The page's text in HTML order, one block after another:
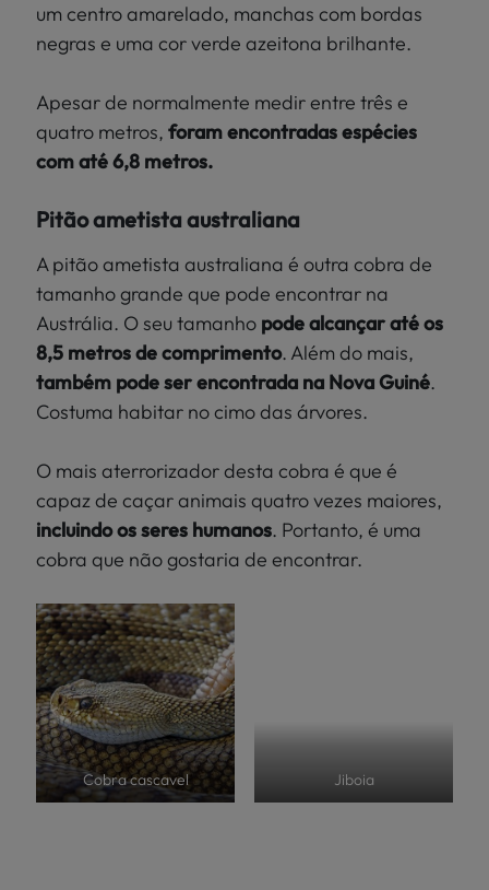
um centro amarelado, manchas com bordas
negras e uma cor verde azeitona brilhante.
Apesar de normalmente medir entre três e
quatro metros, foram encontradas espécies
com até 6,8 metros.
Pitão ametista australiana
A pitão ametista australiana é outra cobra de
tamanho grande que pode encontrar na
Austrália. O seu tamanho pode alcançar até os
8,5 metros de comprimento. Além do mais,
também pode ser encontrada na Nova Guiné.
Costuma habitar no cimo das árvores.
O mais aterrorizador desta cobra é que é
capaz de caçar animais quatro vezes maiores,
incluindo os seres humanos. Portanto, é uma
cobra que não gostaria de encontrar.
Cobra cascavel Jiboia